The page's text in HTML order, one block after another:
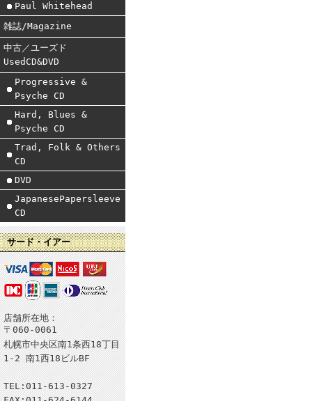
Paul Whitehead
雑誌/Magazine
中古／ユーズド
UsedCD&DVD
Progressive &
Psyche CD
Hard, Blues &
Psyche CD
Trad, Folk & Others
CD
DVD
JapanesePapersleeve
CD
サード・イアー
店舗所在地：
〒060-0061
札幌市中央区南1条西18丁目
1-2 南1西18ビルBF
TEL:011-613-0327